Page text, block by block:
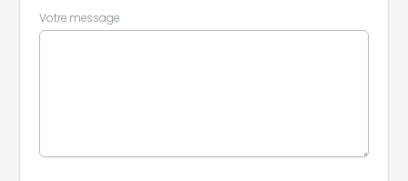
Votre message